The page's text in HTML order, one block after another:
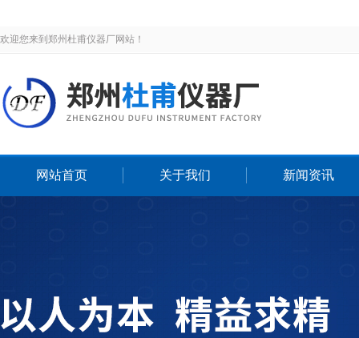
欢迎您来到郑州杜甫仪器厂网站！
网站首页 关于我们 新闻资讯